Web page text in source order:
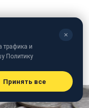
білоруса з
кінцем
✕
трафика и
Политику
Принять все